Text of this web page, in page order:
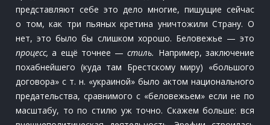
представляют себе это дело многие, пишущие сейчас
о том, как три пьяных кретина уничтожили Страну. О
нет, это было бы слишком хорошо. Беловежье — это
процесс,а ещё точнее —стиль. Например, заключение
похабнейшего (куда там Брестскому миру) «большого
договора» с т. н. «украиной» было актом национального
предательства, сравнимого с «беловежьем» если не по
масштабу, то по стилю уж точно. Скажем больше: вся